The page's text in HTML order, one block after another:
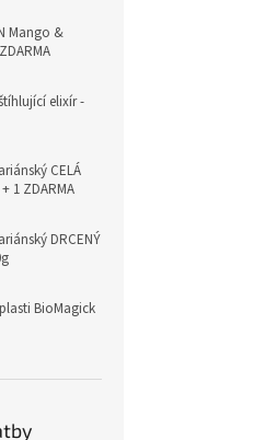
Mango &
elixír -
CELÁ
1 ZDARMA
DRCENÝ
BioMagick